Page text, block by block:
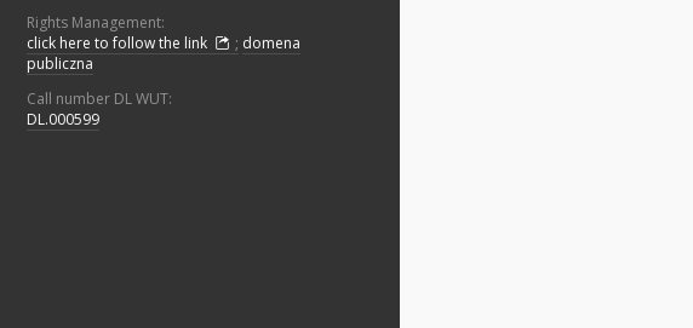
Rights Management:
click here to follow the link
; domena
publiczna
Call number DL WUT:
DL.000599